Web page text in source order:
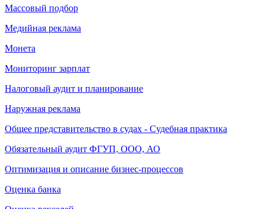
Массовый подбор
Медийная реклама
Монета
Мониторинг зарплат
Налоговый аудит и планирование
Наружная реклама
Общее представительство в судах - Судебная практика
Обязательный аудит ФГУП, ООО, АО
Оптимизация и описание бизнес-процессов
Оценка банка